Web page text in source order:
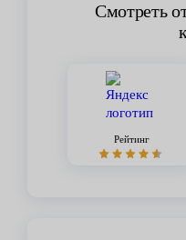
Смотреть
Рейтинг